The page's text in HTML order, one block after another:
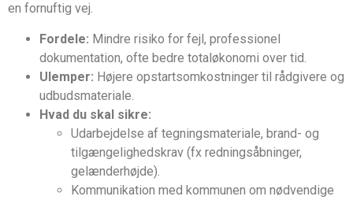
en fornuftig vej.
Fordele: Mindre risiko for fejl, professionel
dokumentation, ofte bedre totaløkonomi over tid.
Ulemper: Højere opstartsomkostninger til rådgivere og
udbudsmateriale.
Hvad du skal sikre:
Udarbejdelse af tegningsmateriale, brand- og
tilgængelighedskrav (fx redningsåbninger,
gelænderhøjde).
Kommunikation med kommunen om nødvendige